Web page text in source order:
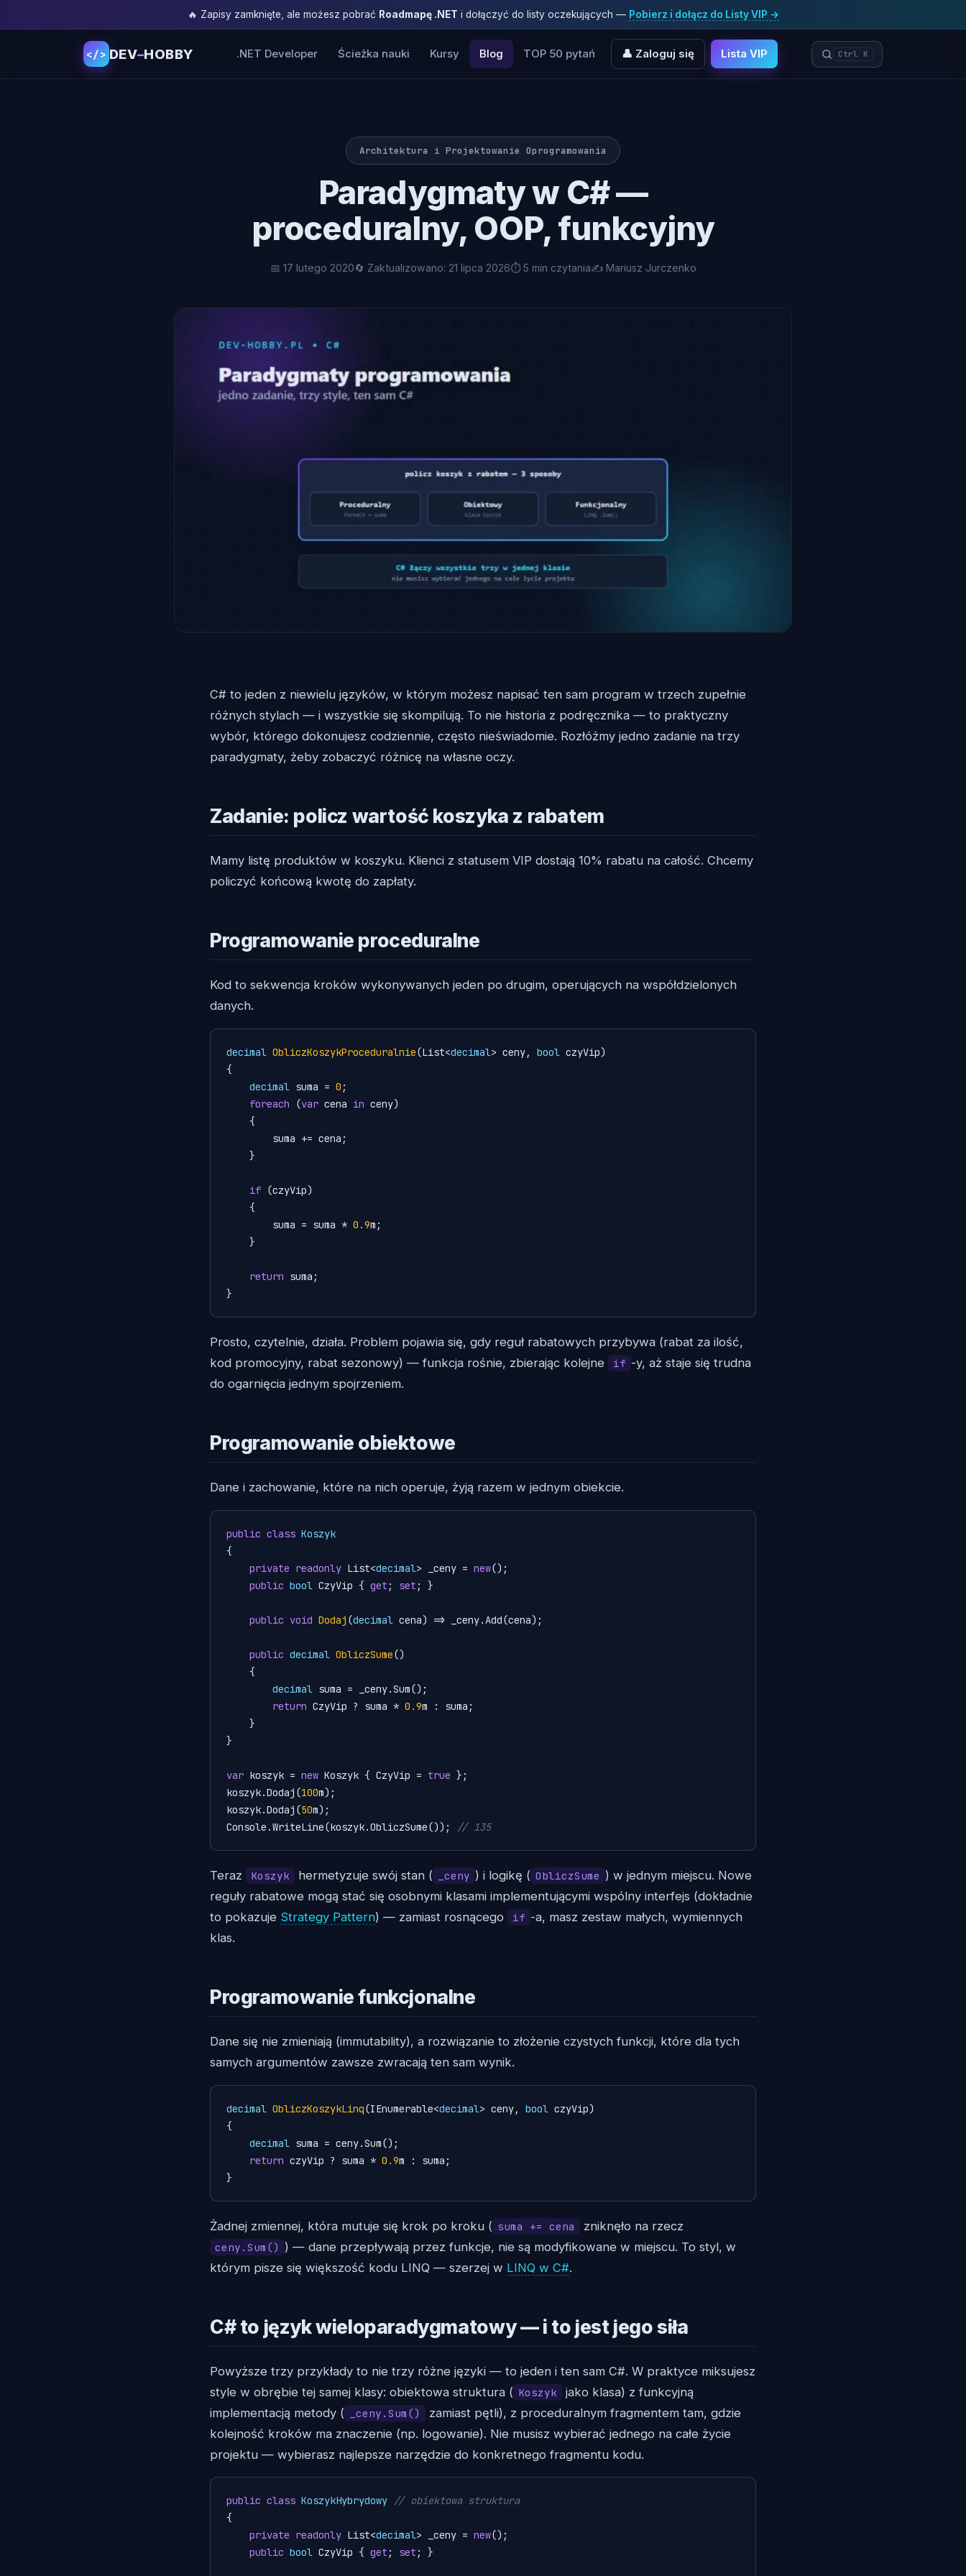
🔥 Zapisy zamknięte, ale możesz pobrać Roadmapę .NET i dołączyć do listy oczekujących — Pobierz i dołącz do Listy VIP →
</> DEV–HOBBY .NET Developer Ścieżka nauki Kursy Blog TOP 50 pytań 👤 Zaloguj się Lista VIP Ctrl K
Architektura i Projektowanie Oprogramowania
Paradygmaty w C# —
proceduralny, OOP, funkcyjny
📅 17 lutego 2020🔄 Zaktualizowano: 21 lipca 2026⏱ 5 min czytania✍️ Mariusz Jurczenko
C# to jeden z niewielu języków, w którym możesz napisać ten sam program w trzech zupełnie
różnych stylach — i wszystkie się skompilują. To nie historia z podręcznika — to praktyczny
wybór, którego dokonujesz codziennie, często nieświadomie. Rozłóżmy jedno zadanie na trzy
paradygmaty, żeby zobaczyć różnicę na własne oczy.
Zadanie: policz wartość koszyka z rabatem
Mamy listę produktów w koszyku. Klienci z statusem VIP dostają 10% rabatu na całość. Chcemy
policzyć końcową kwotę do zapłaty.
Programowanie proceduralne
Kod to sekwencja kroków wykonywanych jeden po drugim, operujących na współdzielonych
danych.
decimal ObliczKoszykProceduralnie(List<decimal> ceny, bool czyVip)
{
decimal suma = 0 ;
foreach (var cena in ceny)
    {
        suma += cena;
    }
if (czyVip)
    {
        suma = suma *
0.9m;
    }
return suma;
}
Prosto, czytelnie, działa. Problem pojawia się, gdy reguł rabatowych przybywa (rabat za ilość,
kod promocyjny, rabat sezonowy) — funkcja rośnie, zbierając kolejne
if -y, aż staje się trudna
do ogarnięcia jednym spojrzeniem.
Programowanie obiektowe
Dane i zachowanie, które na nich operuje, żyją razem w jednym obiekcie.
public class Koszyk
{
private readonly List<decimal> _ceny = new();
public bool CzyVip { get ; set ; }
public void Dodaj (decimal cena) => _ceny.Add(cena);
public decimal ObliczSume()
    {
decimal suma = _ceny.Sum();
return CzyVip ? suma * 0.9m : suma;
    }
}
var koszyk = new Koszyk { CzyVip = true };
koszyk.Dodaj(100m);
koszyk.Dodaj(50m);
Console.WriteLine(koszyk.ObliczSume());
// 135
Teraz Koszyk hermetyzuje swój stan ( _ceny ) i logikę ( ObliczSume ) w jednym miejscu. Nowe
reguły rabatowe mogą stać się osobnymi klasami implementującymi wspólny interfejs (dokładnie
to pokazuje Strategy Pattern) — zamiast rosnącego if -a, masz zestaw małych, wymiennych
klas.
Programowanie funkcjonalne
Dane się nie zmieniają (immutability), a rozwiązanie to złożenie czystych funkcji, które dla tych
samych argumentów zawsze zwracają ten sam wynik.
decimal ObliczKoszykLinq(IEnumerable<decimal> ceny, bool czyVip)
{
decimal suma = ceny.Sum();
return czyVip ? suma * 0.9m : suma;
}
Żadnej zmiennej, która mutuje się krok po kroku ( suma += cena zniknęło na rzecz
ceny.Sum() ) — dane przepływają przez funkcje, nie są modyfikowane w miejscu. To styl, w
którym pisze się większość kodu LINQ — szerzej w LINQ w C#.
C# to język wieloparadygmatowy — i to jest jego siła
Powyższe trzy przykłady to nie trzy różne języki — to jeden i ten sam C#. W praktyce miksujesz
style w obrębie tej samej klasy: obiektowa struktura ( Koszyk
jako klasa) z funkcyjną
implementacją metody (
_ceny.Sum()
zamiast pętli), z proceduralnym fragmentem tam, gdzie
kolejność kroków ma znaczenie (np. logowanie). Nie musisz wybierać jednego na całe życie
projektu — wybierasz najlepsze narzędzie do konkretnego fragmentu kodu.
public class KoszykHybrydowy // obiektowa struktura
{
private readonly List<decimal> _ceny = new();
public bool CzyVip { get ; set ; }